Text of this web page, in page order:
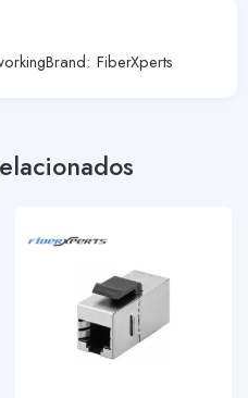
Brand: FiberXperts